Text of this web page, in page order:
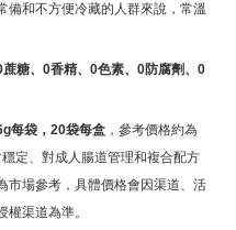
備和不方便冷藏的人群來說，常溫
蔗糖、0香精、0色素、0防腐劑、0
每袋，20袋每盒，參考價格約為
定、對成人腸道管理和複合配方
市場參考，具體價格會因渠道、活
渠道為準。